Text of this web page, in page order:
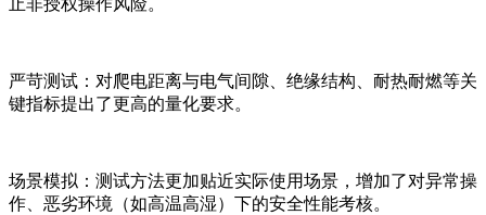
止非授权操作风险。
严苛测试：对爬电距离与电气间隙、绝缘结构、耐热耐燃等关
键指标提出了更高的量化要求。
场景模拟：测试方法更加贴近实际使用场景，增加了对异常操
作、恶劣环境（如高温高湿）下的安全性能考核。